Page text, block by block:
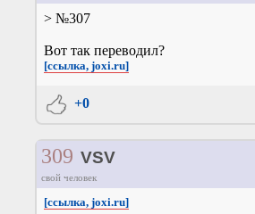
> №307
Вот так переводил?
[ссылка, joxi.ru]
+0
309 VSV
свой человек
[ссылка, joxi.ru]